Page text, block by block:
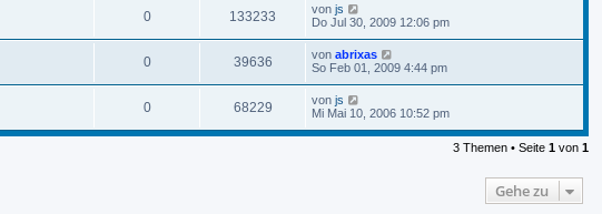
0 133233 von js
Do Jul 30, 2009 12:06 pm
0 39636 von abrixas
So Feb 01, 2009 4:44 pm
0 68229 von js
Mi Mai 10, 2006 10:52 pm
3 Themen • Seite 1 von 1
Gehe zu